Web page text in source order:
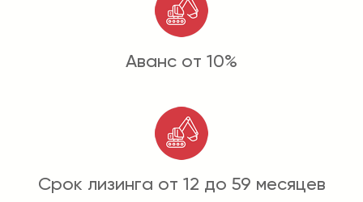
Аванс от 10%
Срок лизинга от 12 до 59 месяцев